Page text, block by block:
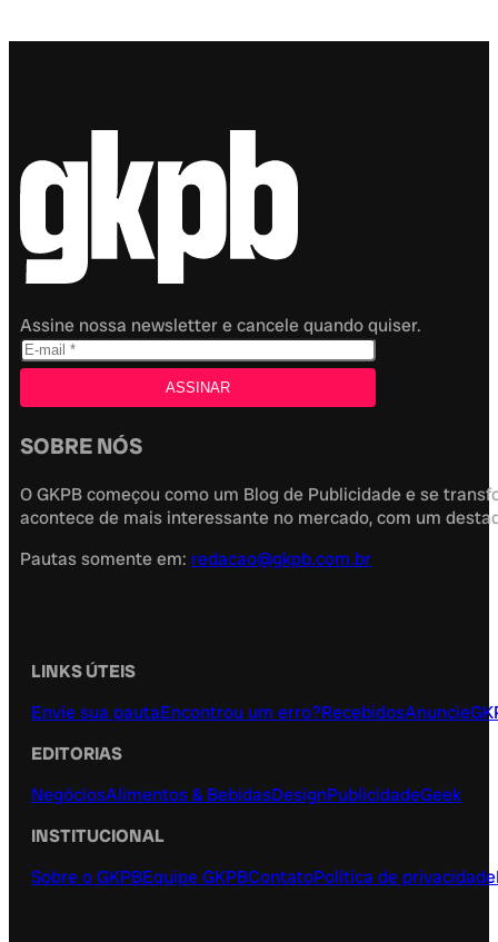
Assine nossa newsletter e cancele quando quiser.
SOBRE NÓS
O GKPB começou como um Blog de Publicidade e se
acontece de mais interessante no mercado, com um
Pautas somente em: redacao@gkpb.com.br
LINKS ÚTEIS
Envie sua pautaEncontrou um erro?RecebidosAnuncie
EDITORIAS
NegóciosAlimentos & BebidasDesignPublicidadeGeek
INSTITUCIONAL
Sobre o GKPBEquipe GKPBContatoPolítica de privacidade